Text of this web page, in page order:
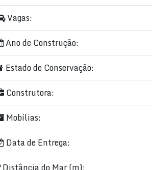
Vagas:
Ano de Construção:
Estado de Conservação:
Construtora:
Mobílias:
Data de Entrega: